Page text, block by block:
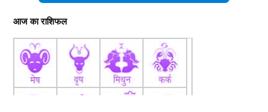
आज का राशिफल